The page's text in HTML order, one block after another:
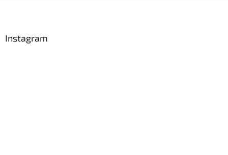
Instagram